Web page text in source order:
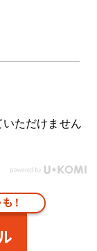
ただけません
！